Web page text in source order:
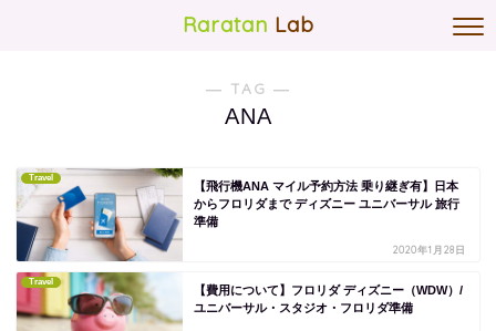
Raratan Lab
― TAG ―
ANA
Travel
【飛行機ANA マイル予約方法 乗り継ぎ有】日本
からフロリダまで ディズニー ユニバーサル 旅行
準備
2020年1月28日
Travel
【費用について】フロリダ ディズニー（WDW）/
ユニバーサル・スタジオ・フロリダ準備